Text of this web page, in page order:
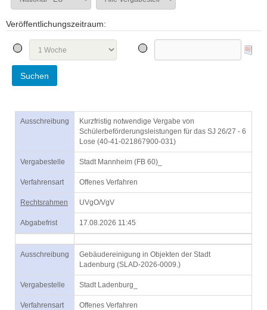
Veröffentlichungszeitraum:
Ausschreibung
Kurzfristig notwendige Vergabe von
Schülerbeförderungsleistungen für das SJ 26/27 - 6
Lose (40-41-021867900-031)
Vergabestelle Stadt Mannheim (FB 60)_
Verfahrensart Offenes Verfahren
Rechtsrahmen UVgO/VgV
Abgabefrist 17.08.2026 11:45
Ausschreibung
Gebäudereinigung in Objekten der Stadt
Ladenburg (SLAD-2026-0009.)
Vergabestelle Stadt Ladenburg_
Verfahrensart Offenes Verfahren